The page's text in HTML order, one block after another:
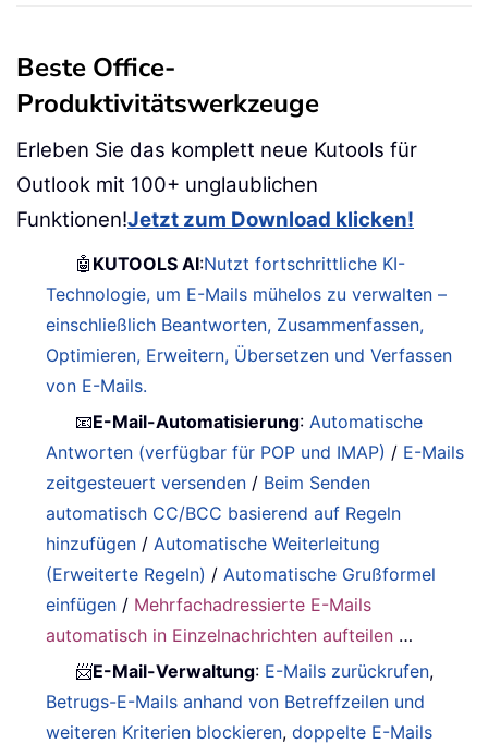
Beste Office-
Produktivitätswerkzeuge
Erleben Sie das komplett neue Kutools für
Outlook mit 100+ unglaublichen
Funktionen!Jetzt zum Download klicken!
🤖 KUTOOLS AI:Nutzt fortschrittliche KI-
Technologie, um E-Mails mühelos zu verwalten –
einschließlich Beantworten, Zusammenfassen,
Optimieren, Erweitern, Übersetzen und Verfassen
von E-Mails.
📧E-Mail-Automatisierung: Automatische
Antworten (verfügbar für POP und IMAP) / E-Mails
zeitgesteuert versenden / Beim Senden
automatisch CC/BCC basierend auf Regeln
hinzufügen / Automatische Weiterleitung
(Erweiterte Regeln) / Automatische Grußformel
einfügen / Mehrfachadressierte E-Mails
automatisch in Einzelnachrichten aufteilen …
📨E-Mail-Verwaltung: E-Mails zurückrufen,
Betrugs-E-Mails anhand von Betreffzeilen und
weiteren Kriterien blockieren,doppelte E-Mails